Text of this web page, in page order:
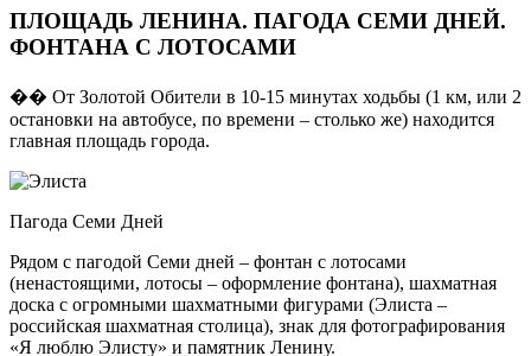
ПЛОЩАДЬ ЛЕНИНА. ПАГОДА СЕМИ ДНЕЙ.
ФОНТАНА С ЛОТОСАМИ
�� От Золотой Обители в 10-15 минутах ходьбы (1 км, или 2
остановки на автобусе, по времени – столько же) находится
главная площадь города.
Пагода Семи Дней
Рядом с пагодой Семи дней – фонтан с лотосами
(ненастоящими, лотосы – оформление фонтана), шахматная
доска с огромными шахматными фигурами (Элиста –
российская шахматная столица), знак для фотографирования
«Я люблю Элисту» и памятник Ленину.